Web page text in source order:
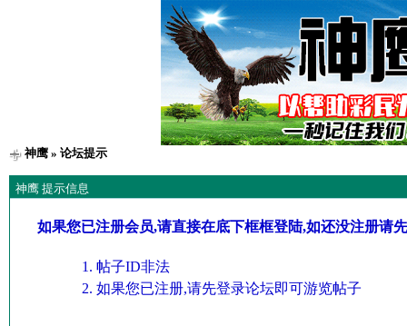
神鹰» 论坛提示
神鹰 提示信息
如果您已注册会员,请直接在底下框框登陆,如还没注册请
帖子ID非法
如果您已注册,请先登录论坛即可游览帖子